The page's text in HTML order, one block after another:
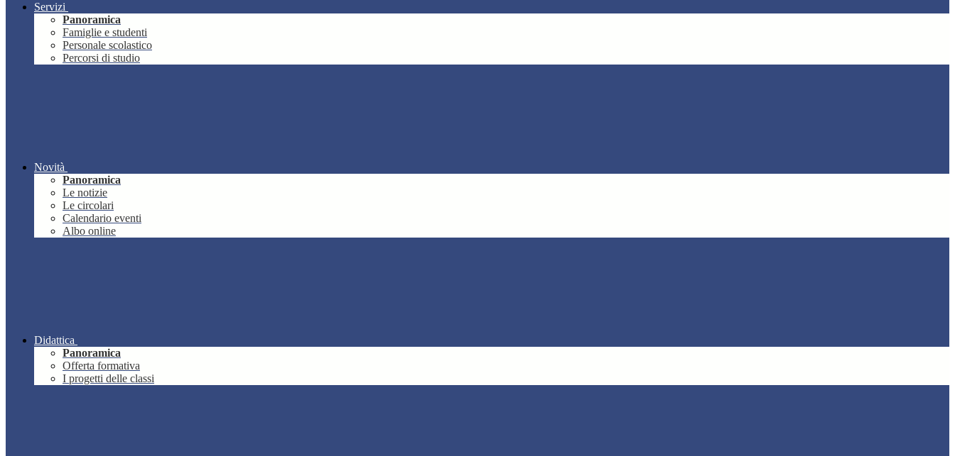
Servizi
Panoramica
Famiglie e studenti
Personale scolastico
Percorsi di studio
Novità
Panoramica
Le notizie
Le circolari
Calendario eventi
Albo online
Didattica
Panoramica
Offerta formativa
I progetti delle classi